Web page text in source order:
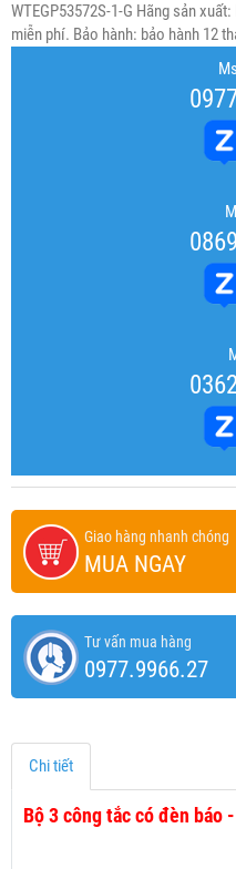
WTEGP53572S-1-G Hãng sản
miễn phí. Bảo hành: bảo hành 12
Giao hàng nhanh chóng
MUA NGAY
Tư vấn mua hàng
0977.9966.27
Chi tiết
Bộ 3 công tắc có đèn báo